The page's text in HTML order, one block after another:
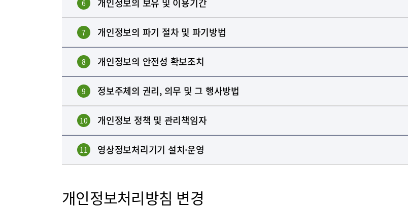
6 개인정보의 보유 및 이용기간
7 개인정보의 파기 절차 및 파기방법
8 개인정보의 안전성 확보조치
9 정보주체의 권리, 의무 및 그 행사방법
10 개인정보 정책 및 관리책임자
11 영상정보처리기기 설치·운영
개인정보처리방침 변경